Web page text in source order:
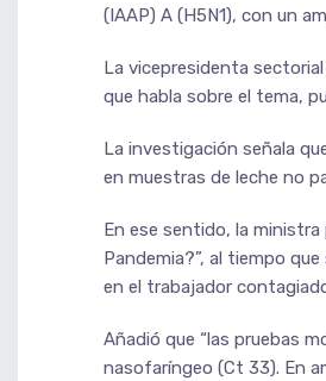
(IAAP) A (H5N1), con un
La vicepresidenta
que habla sobre el tema,
La investigación señala
en muestras de leche no
En ese sentido, la
Pandemia?”, al tiempo
en el trabajador
Añadió que “las pruebas
nasofaríngeo (Ct 33). En